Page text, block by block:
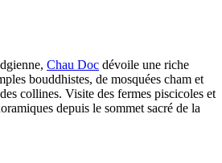
Chau Doc dévoile une riche
bouddhistes, de mosquées cham et
collines. Visite des fermes piscicoles et
depuis le sommet sacré de la